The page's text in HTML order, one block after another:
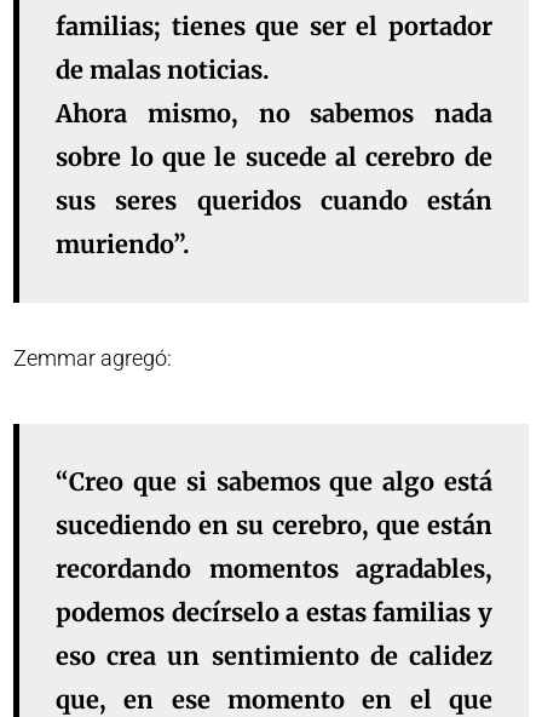
familias; tienes que ser el portador
de malas noticias.
Ahora mismo, no sabemos nada
sobre lo que le sucede al cerebro de
sus seres queridos cuando están
muriendo”.
Zemmar agregó:
“Creo que si sabemos que algo está
sucediendo en su cerebro, que están
recordando momentos agradables,
podemos decírselo a estas familias y
eso crea un sentimiento de calidez
que, en ese momento en el que